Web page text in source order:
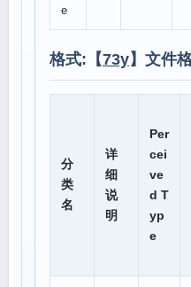
e
格式:【73y】文件
分
类
名
详
细
说
明
Per
cei
ve
d T
yp
e